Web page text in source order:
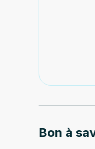
Bon à